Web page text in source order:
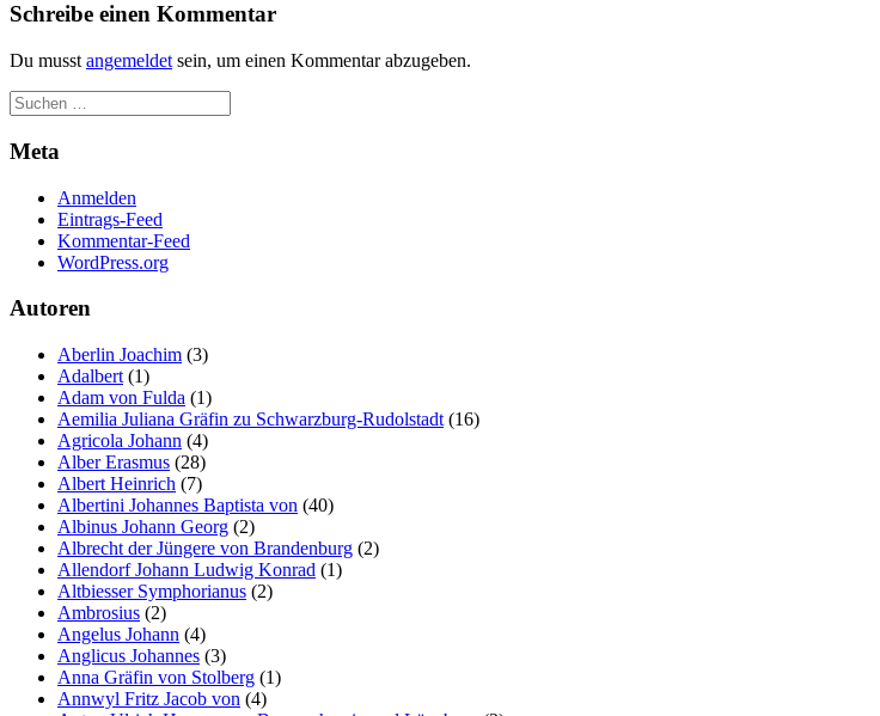
Schreibe einen Kommentar
Du musst angemeldet sein, um einen Kommentar abzugeben.
Meta
Anmelden
Eintrags-Feed
Kommentar-Feed
WordPress.org
Autoren
Aberlin Joachim (3)
Adalbert (1)
Adam von Fulda (1)
Aemilia Juliana Gräfin zu Schwarzburg-Rudolstadt (16)
Agricola Johann (4)
Alber Erasmus (28)
Albert Heinrich (7)
Albertini Johannes Baptista von (40)
Albinus Johann Georg (2)
Albrecht der Jüngere von Brandenburg (2)
Allendorf Johann Ludwig Konrad (1)
Altbiesser Symphorianus (2)
Ambrosius (2)
Angelus Johann (4)
Anglicus Johannes (3)
Anna Gräfin von Stolberg (1)
Annwyl Fritz Jacob von (4)